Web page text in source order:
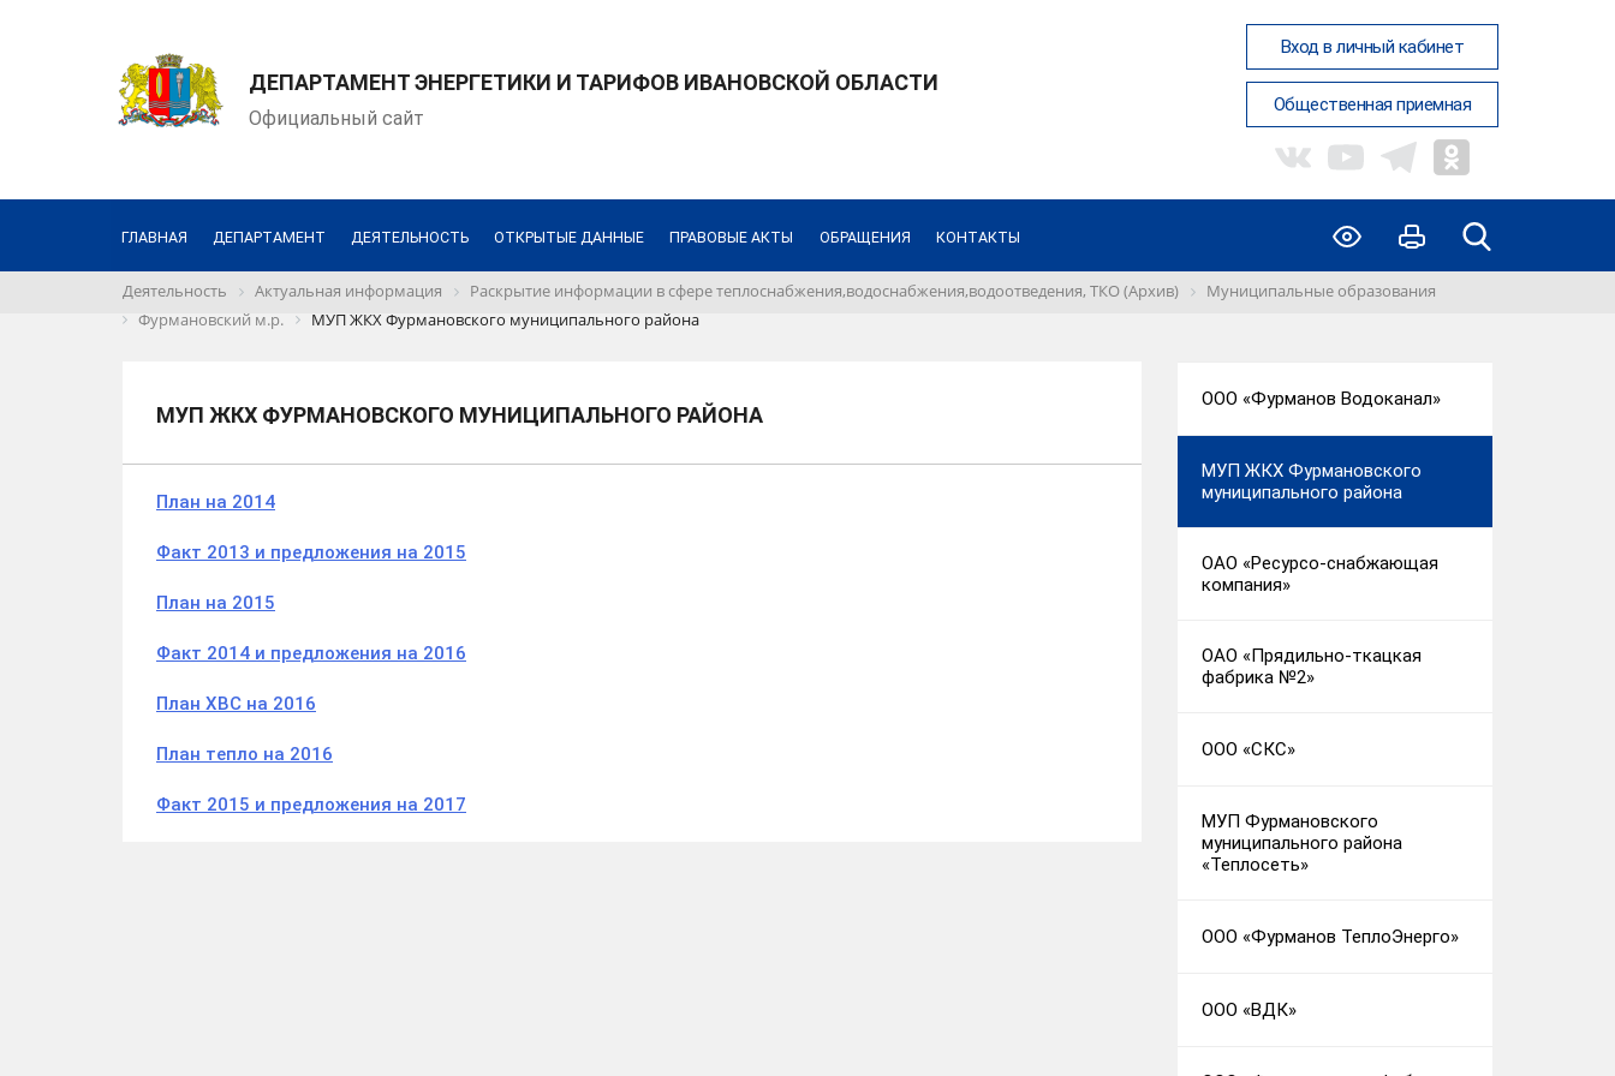
ДЕПАРТАМЕНТ ЭНЕРГЕТИКИ И ТАРИФОВ ИВАНОВСКОЙ ОБЛАСТИ
Официальный сайт
Вход в личный кабинет
Общественная приемная
ГЛАВНАЯ ДЕПАРТАМЕНТ ДЕЯТЕЛЬНОСТЬ ОТКРЫТЫЕ ДАННЫЕ ПРАВОВЫЕ АКТЫ ОБРАЩЕНИЯ КОНТАКТЫ
Деятельность Актуальная информация Раскрытие информации в сфере теплоснабжения,водоснабжения,водоотведения, ТКО (Архив)
Муниципальные образования
Фурмановский м.р.
МУП ЖКХ Фурмановского муниципального района
МУП ЖКХ ФУРМАНОВСКОГО МУНИЦИПАЛЬНОГО РАЙОНА
План на 2014
Факт 2013 и предложения на 2015
План на 2015
Факт 2014 и предложения на 2016
План ХВС на 2016
План тепло на 2016
Факт 2015 и предложения на 2017
ООО «Фурманов Водоканал»
МУП ЖКХ Фурмановского
муниципального района
ОАО «Ресурсо-снабжающая
компания»
ОАО «Прядильно-ткацкая
фабрика №2»
ООО «СКС»
МУП Фурмановского
муниципального района
«Теплосеть»
ООО «Фурманов ТеплоЭнерго»
ООО «ВДК»